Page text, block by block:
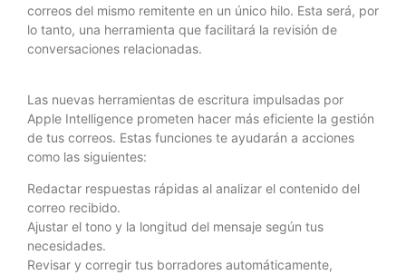
correos del mismo remitente en un único hilo. Esta será, por
lo tanto, una herramienta que facilitará la revisión de
conversaciones relacionadas.
Las nuevas herramientas de escritura impulsadas por
Apple Intelligence prometen hacer más eficiente la gestión
de tus correos. Estas funciones te ayudarán a acciones
como las siguientes:
Redactar respuestas rápidas al analizar el contenido del
correo recibido.
Ajustar el tono y la longitud del mensaje según tus
necesidades.
Revisar y corregir tus borradores automáticamente,